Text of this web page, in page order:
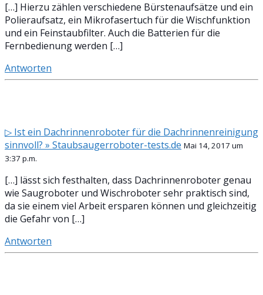
[…] Hierzu zählen verschiedene Bürstenaufsätze und ein
Polieraufsatz, ein Mikrofasertuch für die Wischfunktion
und ein Feinstaubfilter. Auch die Batterien für die
Fernbedienung werden […]
Antworten
▷ Ist ein Dachrinnenroboter für die Dachrinnenreinigung
sinnvoll? » Staubsaugerroboter-tests.de Mai 14, 2017 um
3:37 p.m.
[…] lässt sich festhalten, dass Dachrinnenroboter genau
wie Saugroboter und Wischroboter sehr praktisch sind,
da sie einem viel Arbeit ersparen können und gleichzeitig
die Gefahr von […]
Antworten